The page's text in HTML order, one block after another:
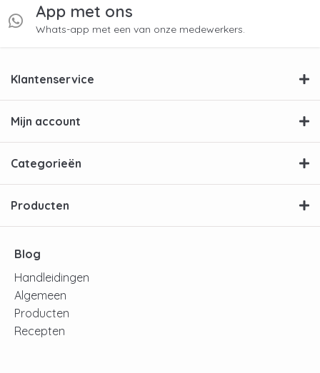
App met ons
Whats-app met een van onze medewerkers.
Klantenservice
Mijn account
Categorieën
Producten
Blog
Handleidingen
Algemeen
Producten
Recepten